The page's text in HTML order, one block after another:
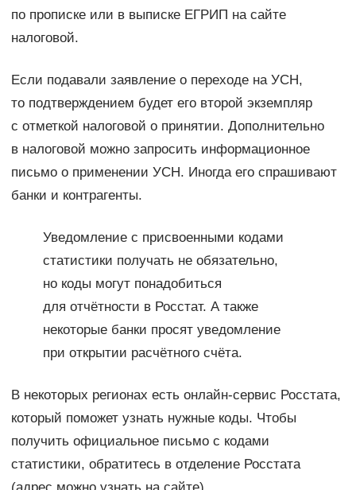
по прописке или в выписке ЕГРИП на сайте
налоговой.
Если подавали заявление о переходе на УСН,
то подтверждением будет его второй экземпляр
с отметкой налоговой о принятии. Дополнительно
в налоговой можно запросить информационное
письмо о применении УСН. Иногда его спрашивают
банки и контрагенты.
Уведомление с присвоенными кодами
статистики получать не обязательно,
но коды могут понадобиться
для отчётности в Росстат. А также
некоторые банки просят уведомление
при открытии расчётного счёта.
В некоторых регионах есть онлайн-сервис Росстата,
который поможет узнать нужные коды. Чтобы
получить официальное письмо с кодами
статистики, обратитесь в отделение Росстата